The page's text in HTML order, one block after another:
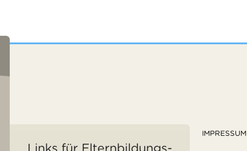
Links für Elternbildungs-
IMPRESSUM